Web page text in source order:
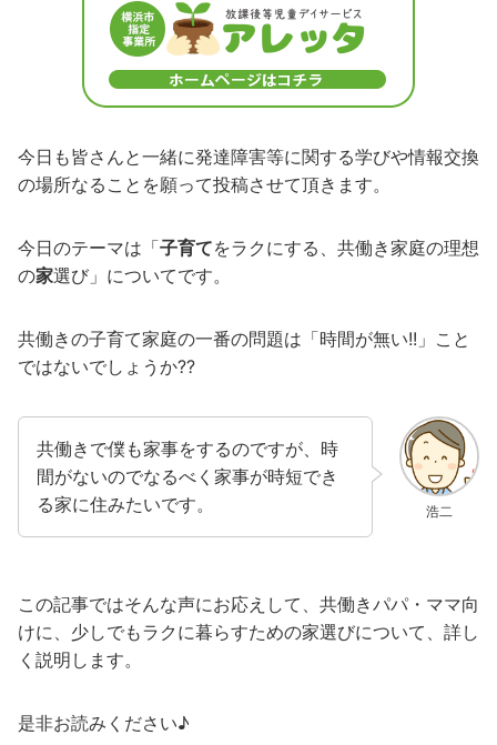
今日も皆さんと一緒に発達障害等に関する学びや情報交換
の場所なることを願って投稿させて頂きます。
今日のテーマは「子育てをラクにする、共働き家庭の理想
の家選び」についてです。
共働きの子育て家庭の一番の問題は「時間が無い!!」こと
ではないでしょうか??
浩二
共働きで僕も家事をするのですが、時
間がないのでなるべく家事が時短でき
る家に住みたいです。
この記事ではそんな声にお応えして、共働きパパ・ママ向
けに、少しでもラクに暮らすための家選びについて、詳し
く説明します。
是非お読みください♪